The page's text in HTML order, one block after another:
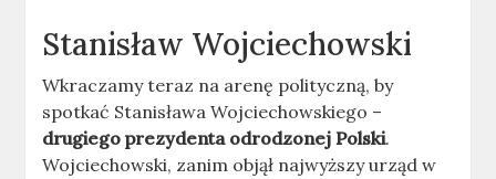
Stanisław Wojciechowski
Wkraczamy teraz na arenę polityczną, by
spotkać Stanisława Wojciechowskiego –
drugiego prezydenta odrodzonej Polski.
Wojciechowski, zanim objął najwyższy urząd w